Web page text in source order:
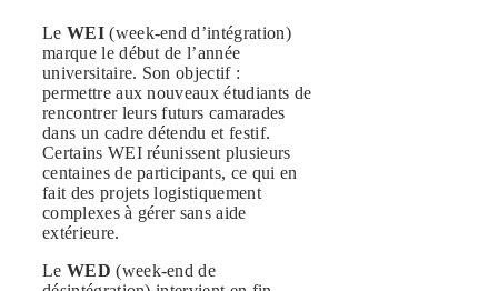
Le WEI(week-end d’intégration)
marque le début de l’année
universitaire. Son objectif :
permettre aux nouveaux étudiants de
rencontrer leurs futurs camarades
dans un cadre détendu et festif.
Certains WEI réunissent plusieurs
centaines de participants, ce qui en
fait des projets logistiquement
complexes à gérer sans aide
extérieure.
Le WED (week-end de